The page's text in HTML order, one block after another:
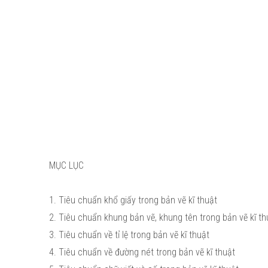
MỤC LỤC
1. Tiêu chuẩn khổ giấy trong bản vẽ kĩ thuật
2. Tiêu chuẩn khung bản vẽ, khung tên trong bản vẽ kĩ
3. Tiêu chuẩn về tỉ lệ trong bản vẽ kĩ thuật
4. Tiêu chuẩn về đường nét trong bản vẽ kĩ thuật